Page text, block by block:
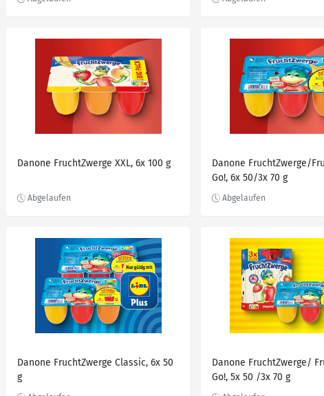
Danone FruchtZwerge XXL, 6x 100 g
Danone FruchtZwerge/
Go!, 6x 50/3x 70 g
Danone FruchtZwerge Classic, 6x 50
g
Danone FruchtZwerge/
Go!, 5x 50 /3x 70 g